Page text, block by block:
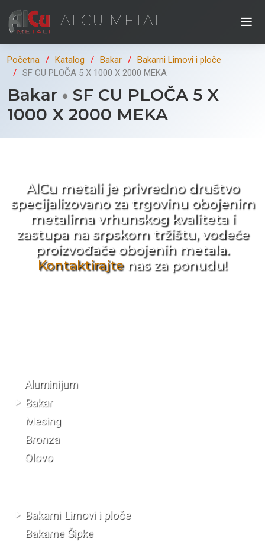
ALCU METALI
Početna Katalog Bakar
Bakarni Limovi i ploče
SF CU PLOČA 5 X 1000 X 2000 MEKA
Bakar
SF CU PLOČA 5 X
1000 X 2000 MEKA
AlCu metali je privredno društvo
specijalizovano za trgovinu obojenim
metalima vrhunskog kvaliteta i
zastupa na srpskom tržištu, vodeće
proizvođače obojenih metala.
Kontaktirajtenas za ponudu!
Aluminijum
Bakar
Mesing
Bronza
Olovo
Bakarni Limovi i ploče
Bakarne Šipke